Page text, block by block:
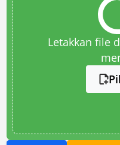
Letakkan file